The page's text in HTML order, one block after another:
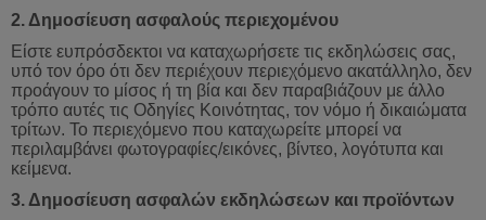
2.Δημοσίευση ασφαλούς περιεχομένου
Είστε ευπρόσδεκτοι να καταχωρήσετε τις εκδηλώσεις σας,
υπό τον όρο ότι δεν περιέχουν περιεχόμενο ακατάλληλο, δεν
προάγουν το μίσος ή τη βία και δεν παραβιάζουν με άλλο
τρόπο αυτές τις Οδηγίες Κοινότητας, τον νόμο ή δικαιώματα
τρίτων. Το περιεχόμενο που καταχωρείτε μπορεί να
περιλαμβάνει φωτογραφίες/εικόνες, βίντεο, λογότυπα και
κείμενα.
3.Δημοσίευση ασφαλών εκδηλώσεων και προϊόντων